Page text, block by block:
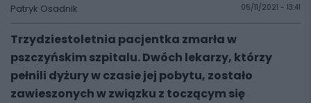
Patryk Osadnik 05/11/2021 - 13:41
Trzydziestoletnia pacjentka zmarła w
pszczyńskim szpitalu. Dwóch lekarzy, którzy
pełnili dyżury w czasie jej pobytu, zostało
zawieszonych w związku z toczącym się